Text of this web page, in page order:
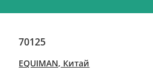
70125
EQUIMAN, Китай